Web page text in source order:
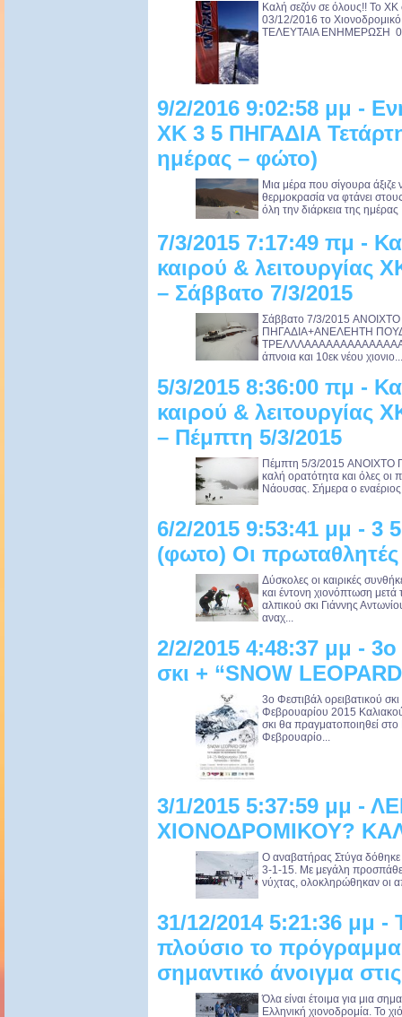
Kαλή σεζόν σε όλους!! Το ΧΚ
03/12/2016 το
ΤΕΛΕΥΤΑΙΑ ΕΝΗΜΕΡΩΣΗ 02/
9/2/2016 9:02:58 μμ -
XK 3 5 ΠΗΓΑΔΙΑ
ημέρας – φώτο)
Μια μέρα που σίγουρα άξιζε
θερμοκρασία να φτάνει
όλη την διάρκεια της
7/3/2015 7:17:49 πμ -
καιρού &
– Σάββατο 7/3/2015
Σάββατο 7/3/2015
ΠΗΓΑΔΙΑ+ΑΝΕΛΕΗΤΗ
άπνοια και 10εκ νέου χιονιο...
5/3/2015 8:36:00 πμ -
καιρού &
– Πέμπτη 5/3/2015
Πέμπτη 5/3/2015
καλή ορατότητα και όλες οι
Νάουσας. Σήμερα ο
6/2/2015 9:53:41 μμ - 3
(φωτο) Οι
Δύσκολες οι καιρικές
και έντονη χιονόπτωση
αλπικού σκι Γιάννης
αναχ...
2/2/2015 4:48:37 μμ - 3ο
σκι + “SNOW
3ο Φεστιβάλ ορειβατικού
Φεβρουαρίου 2015
σκι θα πραγματοποιηθεί
Φεβρουαρίο...
3/1/2015 5:37:59 μμ -
ΧΙΟΝΟΔΡΟΜΙΚΟΥ?
Ο αναβατήρας Στύγα δόθηκε
3-1-15. Με μεγάλη
νύχτας, ολοκληρώθηκαν οι
31/12/2014 5:21:36 μμ -
πλούσιο το
σημαντικό άνοιγμα στις
Όλα είναι έτοιμα για μια
Ελληνική χιονοδρομία. Το